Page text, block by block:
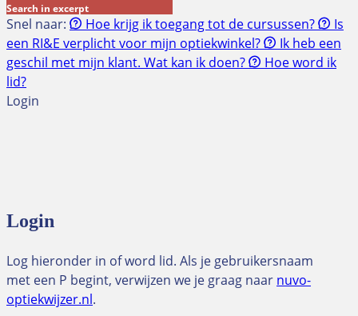
Search in excerpt
Snel naar: Hoe krijg ik toegang tot de cursussen?
Is
een RI&E verplicht voor mijn optiekwinkel?
Ik heb een
geschil met mijn klant. Wat kan ik doen?
Hoe word ik
lid?
Login
Login
Log hieronder in of word lid. Als je gebruikersnaam
met een P begint, verwijzen we je graag naar nuvo-
optiekwijzer.nl.